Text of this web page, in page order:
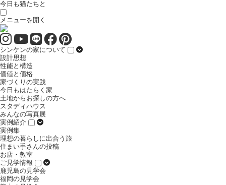
今日も猫たちと
メニューを開く
シンケンの家について
設計思想
性能と構造
価値と価格
家づくりの実践
今日もはたらく家
土地からお探しの方へ
スタディハウス
みんなの写真展
実例紹介
実例集
理想の暮らしに出合う旅
住まい手さんの投稿
お店・教室
ご見学情報
鹿児島の見学会
福岡の見学会